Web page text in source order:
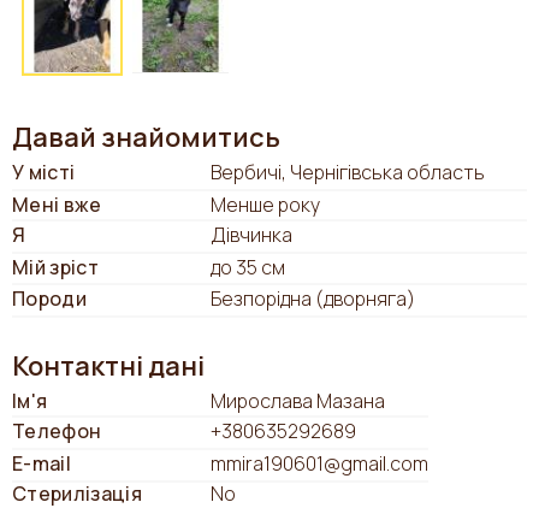
Давай знайомитись
У місті
Вербичі, Чернігівська область
Мені вже
Менше року
Я
Дівчинка
Мій зріст
до 35 см
Породи
Безпорідна (дворняга)
Контактні дані
Ім'я
Мирослава Мазана
Телефон
+380635292689
E-mail
mmira190601@gmail.com
Стерилізація
No